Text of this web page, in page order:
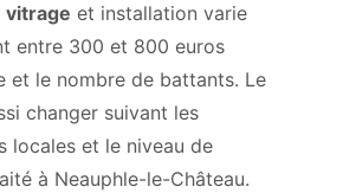
vitrage et installation varie
entre 300 et 800 euros
et le nombre de battants. Le
changer suivant les
locales et le niveau de
à Neauphle-le-Château.